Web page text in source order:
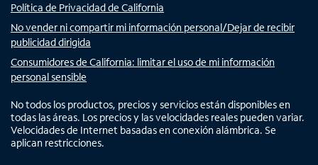
Política de Privacidad de California
No vender ni compartir mi información personal/Dejar de recibir
publicidad dirigida
Consumidores de California: limitar el uso de mi información
personal sensible
No todos los productos, precios y servicios están disponibles en
todas las áreas. Los precios y las velocidades reales pueden variar.
Velocidades de Internet basadas en conexión alámbrica. Se
aplican restricciones.